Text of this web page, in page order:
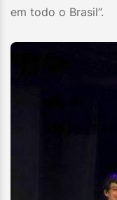
em todo o Brasil”.